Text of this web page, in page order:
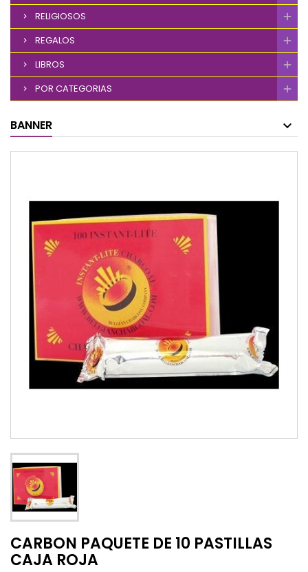
RELIGIOSOS
REGALOS
LIBROS
POR CATEGORIAS
BANNER
CARBON PAQUETE DE 10 PASTILLAS
CAJA ROJA